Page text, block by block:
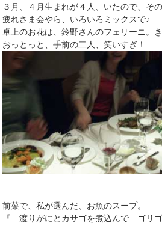
３月、４月生まれが４人、いたので、そ
疲れさま会やら、いろいろミックスで♪
卓上のお花は、鈴野さんのフェリーニ。
おっとっと、手前の二人、笑いすぎ！
前菜で、私が選んだ、お魚のスープ。
『 渡りがにとカサゴを煮込んで ゴリ